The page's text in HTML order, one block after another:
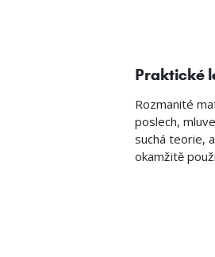
Praktické
Rozmanité
poslech,
suchá teorie,
okamžitě